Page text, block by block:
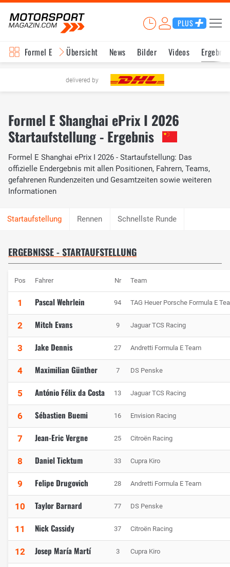
PLUS
Formel E Übersicht News Bilder Videos
delivered by
Formel E Shanghai ePrix I 2026
Startaufstellung - Ergebnis
Formel E Shanghai ePrix I 2026 - Startaufstellung: Das
offizielle Endergebnis mit allen Positionen, Fahrern, Teams,
gefahrenen Rundenzeiten und Gesamtzeiten sowie weiteren
Informationen
Rennen Schnellste Runde
ERGEBNISSE - STARTAUFSTELLUNG
Pos Fahrer Nr Team
1 Pascal Wehrlein 94 TAG Heuer Porsche Formula E
2 Mitch Evans 9 Jaguar TCS Racing
3 Jake Dennis 27 Andretti Formula E Team
4 Maximilian Günther 7 DS Penske
5 António Félix da Costa 13 Jaguar TCS Racing
6 Sébastien Buemi 16 Envision Racing
7 Jean-Eric Vergne 25 Citroën Racing
8 Daniel Ticktum 33 Cupra Kiro
9 Felipe Drugovich 28 Andretti Formula E Team
10 Taylor Barnard 77 DS Penske
11 Nick Cassidy 37 Citroën Racing
12 Josep María Martí 3 Cupra Kiro